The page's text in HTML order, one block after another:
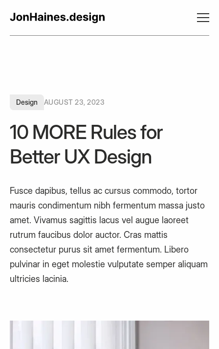
Design AUGUST 23, 2023
10 MORE Rules for
Better UX Design
Fusce dapibus, tellus ac cursus commodo, tortor
mauris condimentum nibh fermentum massa justo
amet. Vivamus sagittis lacus vel augue laoreet
rutrum faucibus dolor auctor. Cras mattis
consectetur purus sit amet fermentum. Libero
pulvinar in eget molestie vulputate semper aliquam
ultricies lacinia.